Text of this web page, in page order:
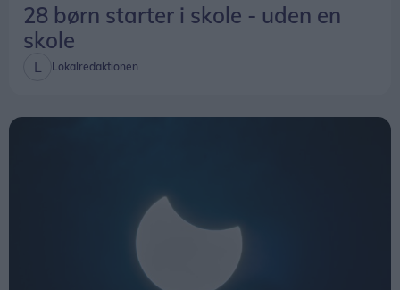
28 børn starter i skole - uden en
skole
Lokalredaktionen